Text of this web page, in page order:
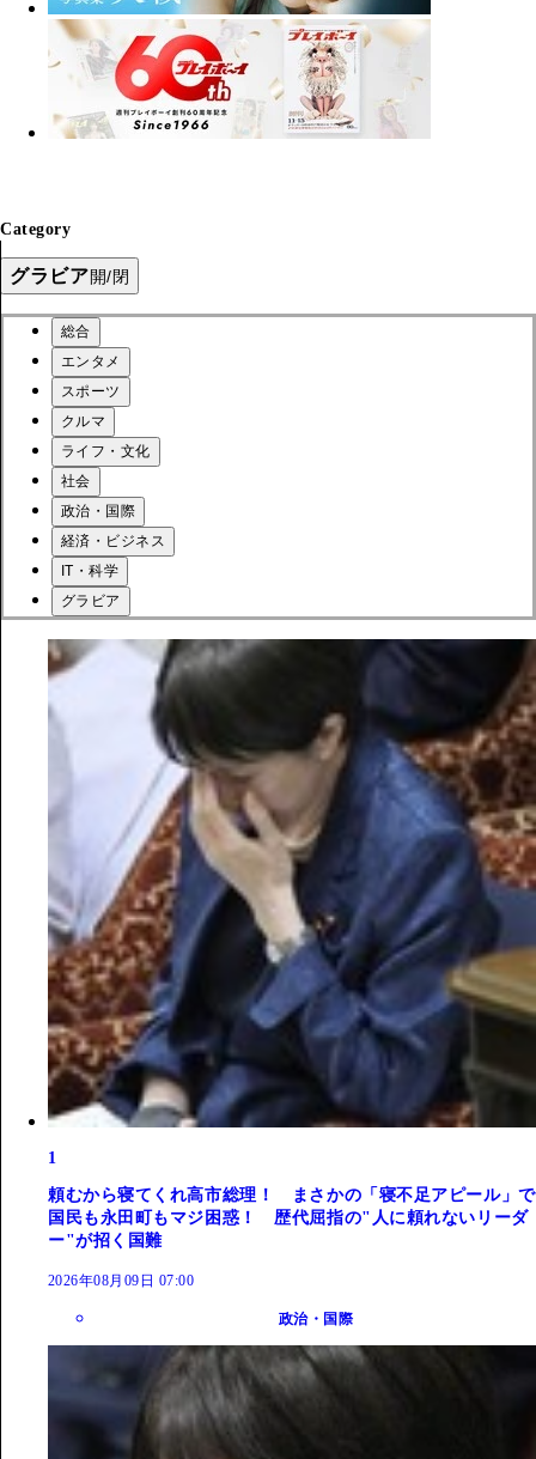
Category
グラビア開/閉
総合
エンタメ
スポーツ
クルマ
ライフ・文化
社会
政治・国際
経済・ビジネス
IT・科学
グラビア
1
頼むから寝てくれ高市総理！ まさかの「寝不足アピール」で
国民も永田町もマジ困惑！ 歴代屈指の"人に頼れないリーダ
ー"が招く国難
2026年08月09日 07:00
政治・国際